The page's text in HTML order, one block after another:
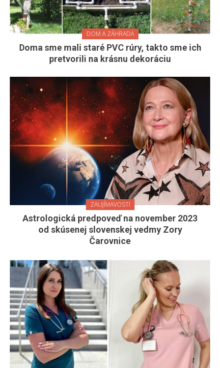
DOM A ZÁHRADA
Doma sme mali staré PVC rúry, takto sme ich
pretvorili na krásnu dekoráciu
ZAUJÍMAVOSTI
Astrologická predpoveď na november 2023
od skúsenej slovenskej vedmy Zory
Čarovnice